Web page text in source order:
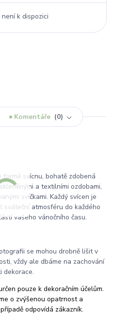
k dispozici
Komentáře 0
svícnu, bohatě zdobená
a textilními ozdobami,
svíčkami. Každý svícen je
sváteční atmosféru do každého
vašeho vánočního času.
se mohou drobně lišit v
vždy ale dbáme na zachování
dekorace.
pouze k dekoračním účelům.
o zvýšenou opatrnost a
odpovídá zákazník.